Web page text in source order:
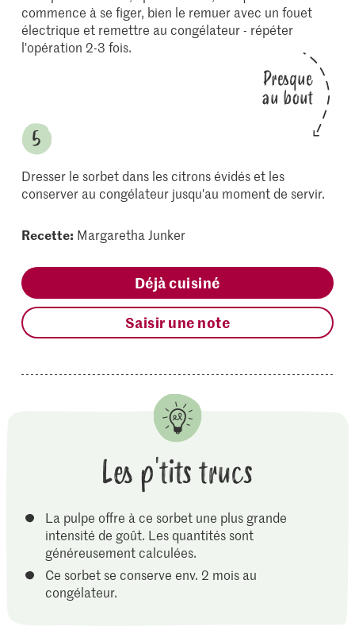
commence à se figer, bien le remuer avec un fouet
électrique et remettre au congélateur - répéter
l'opération 2-3 fois.
Presque
au bout
Dresser le sorbet dans les citrons évidés et les
conserver au congélateur jusqu'au moment de servir.
Recette: Margaretha Junker
Déjà cuisiné
Saisir une note
Les p'tits trucs
La pulpe offre à ce sorbet une plus grande
intensité de goût. Les quantités sont
généreusement calculées.
Ce sorbet se conserve env. 2 mois au
congélateur.